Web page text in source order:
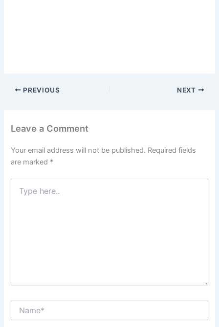
PREVIOUS NEXT
Leave a Comment
Your email address will not be published. Required fields
are marked *
here..